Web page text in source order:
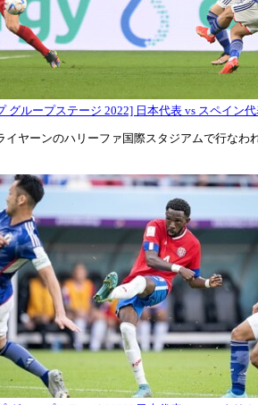
グループステージ 2022] 日本代表 vs スペイン代
イヤーンのハリーファ国際スタジアムで行な